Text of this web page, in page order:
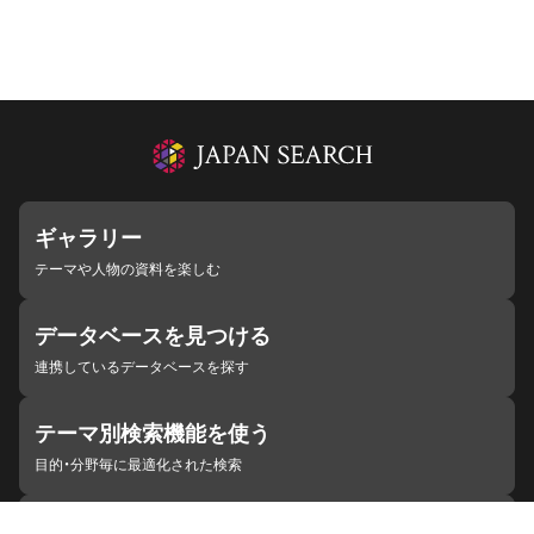
ギャラリー
テーマや人物の資料を楽しむ
データベースを見つける
連携しているデータベースを探す
テーマ別検索機能を使う
目的・分野毎に最適化された検索